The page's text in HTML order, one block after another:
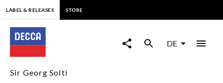
Radio
und
TV
LABEL & RELEASES STORE
DE
Sir Georg Solti